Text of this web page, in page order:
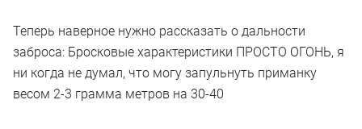
Теперь наверное нужно рассказать о дальности
заброса: Бросковые характеристики ПРОСТО ОГОНЬ, я
ни когда не думал, что могу запульнуть приманку
весом 2-3 грамма метров на 30-40